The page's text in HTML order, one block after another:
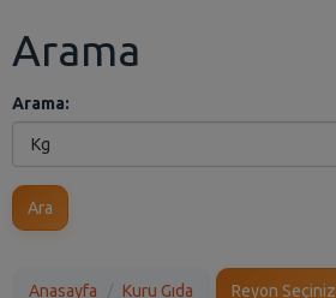
Arama
Arama:
Ara
Anasayfa Kuru Gıda Reyon Seçiniz